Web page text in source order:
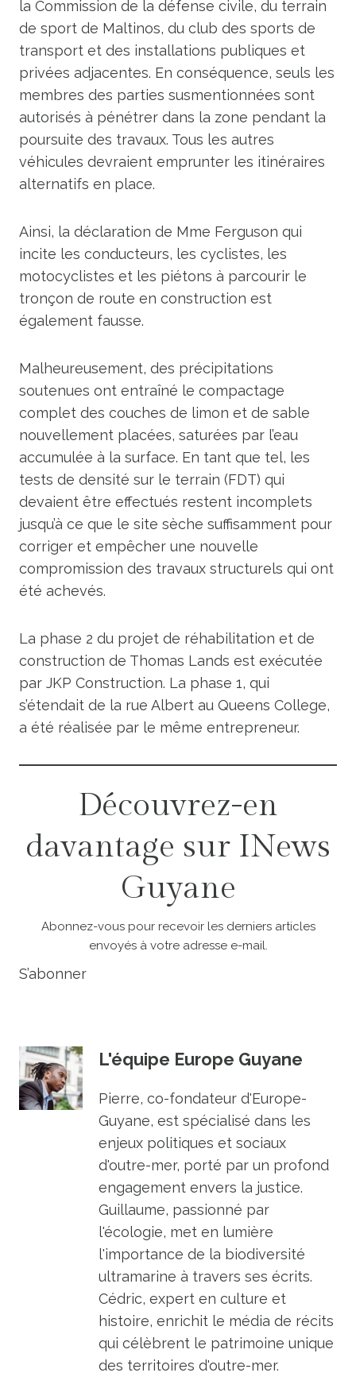
la Commission de la défense civile, du terrain
de sport de Maltinos, du club des sports de
transport et des installations publiques et
privées adjacentes. En conséquence, seuls les
membres des parties susmentionnées sont
autorisés à pénétrer dans la zone pendant la
poursuite des travaux. Tous les autres
véhicules devraient emprunter les itinéraires
alternatifs en place.
Ainsi, la déclaration de Mme Ferguson qui
incite les conducteurs, les cyclistes, les
motocyclistes et les piétons à parcourir le
tronçon de route en construction est
également fausse.
Malheureusement, des précipitations
soutenues ont entraîné le compactage
complet des couches de limon et de sable
nouvellement placées, saturées par l’eau
accumulée à la surface. En tant que tel, les
tests de densité sur le terrain (FDT) qui
devaient être effectués restent incomplets
jusqu’à ce que le site sèche suffisamment pour
corriger et empêcher une nouvelle
compromission des travaux structurels qui ont
été achevés.
La phase 2 du projet de réhabilitation et de
construction de Thomas Lands est exécutée
par JKP Construction. La phase 1, qui
s’étendait de la rue Albert au Queens College,
a été réalisée par le même entrepreneur.
Découvrez-en
davantage sur INews
Guyane
Abonnez-vous pour recevoir les derniers articles
envoyés à votre adresse e-mail.
S’abonner
L'équipe Europe Guyane
Pierre, co-fondateur d'Europe-
Guyane, est spécialisé dans les
enjeux politiques et sociaux
d'outre-mer, porté par un profond
engagement envers la justice.
Guillaume, passionné par
l'écologie, met en lumière
l'importance de la biodiversité
ultramarine à travers ses écrits.
Cédric, expert en culture et
histoire, enrichit le média de récits
qui célèbrent le patrimoine unique
des territoires d'outre-mer.